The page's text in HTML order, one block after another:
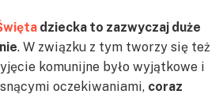
dziecka to zazwyczaj duże
. W związku z tym tworzy się też
komunijne było wyjątkowe i
oczekiwaniami, coraz